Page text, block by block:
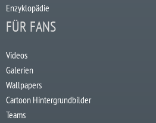
Enzyklopädie
FÜR FANS
Videos
Galerien
Wallpapers
Cartoon Hintergrundbilder
Teams